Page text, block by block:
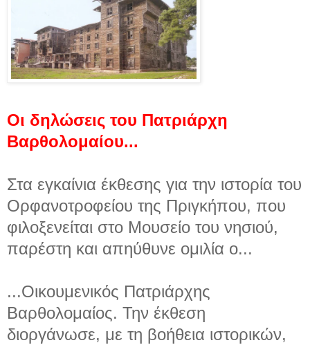
Οι δηλώσεις του Πατριάρχη
Βαρθολομαίου...
Στα εγκαίνια έκθεσης για την ιστορία του
Ορφανοτροφείου της Πριγκήπου, που
φιλοξενείται στο Μουσείο του νησιού,
παρέστη και απηύθυνε ομιλία ο...
...Οικουμενικός Πατριάρχης
Βαρθολομαίος. Την έκθεση
διοργάνωσε, με τη βοήθεια ιστορικών,